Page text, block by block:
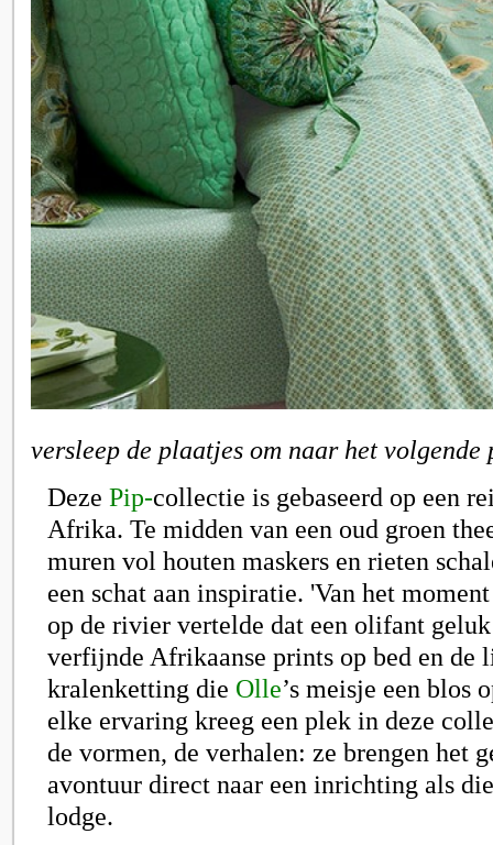
versleep de plaatjes om naar het
Deze Pip-collectie is gebaseerd op een
Afrika. Te midden van een oud groen
muren vol houten maskers en rieten
een schat aan inspiratie. 'Van het
op de rivier vertelde dat een olifant
verfijnde Afrikaanse prints op bed en de
kralenketting die Olle’s meisje een blos
elke ervaring kreeg een plek in deze
de vormen, de verhalen: ze brengen het
avontuur direct naar een inrichting als
lodge.